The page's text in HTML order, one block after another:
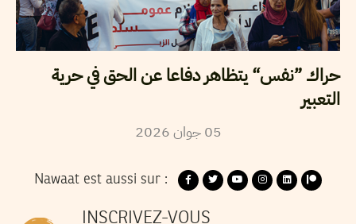
حراك ”نفس“ يتظاهر دفاعا عن الحق في حرية
التعبير
05 جوان2026
Nawaat est aussi sur :
INSCRIVEZ-VOUS